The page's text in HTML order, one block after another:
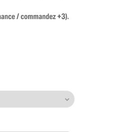
/ commandez +3).